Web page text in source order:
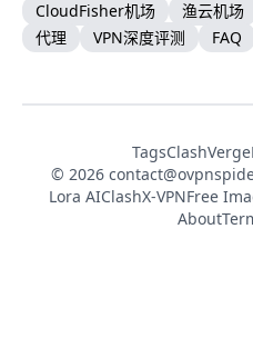
CloudFisher机场
渔云机场
代理
VPN深度评测 FAQ
TagsClashVerge
© 2026
Lora AIClashX-VPNFree
About